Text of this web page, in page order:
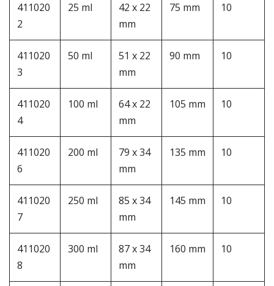
411020
2
25 ml
42 x 22
mm
75 mm 10
411020
3
50 ml
51 x 22
mm
90 mm 10
411020
4
100 ml
64 x 22
mm
105 mm 10
411020
6
200 ml
79 x 34
mm
135 mm 10
411020
7
250 ml
85 x 34
mm
145 mm 10
411020
8
300 ml
87 x 34
mm
160 mm 10